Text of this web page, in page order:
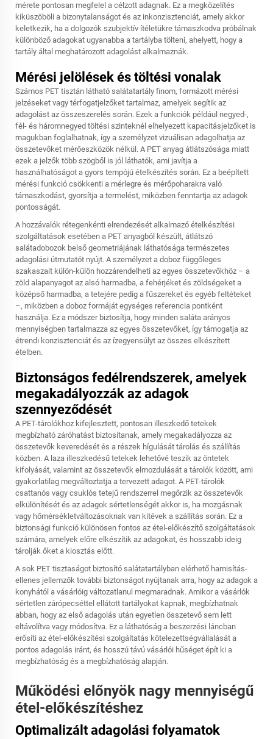
mérete pontosan megfelel a célzott adagnak. Ez a megközelítés
kiküszöböli a bizonytalanságot és az inkonzisztenciát, amely akkor
keletkezik, ha a dolgozók szubjektív ítéletükre támaszkodva próbálnak
különböző adagokat ugyanabba a tartályba tölteni, ahelyett, hogy a
tartály által meghatározott adagolást alkalmaznák.
Mérési jelölések és töltési vonalak
Számos PET tisztán látható salátatartály finom, formázott mérési
jelzéseket vagy térfogatjelzőket tartalmaz, amelyek segítik az
adagolást az összeszerelés során. Ezek a funkciók például negyed-,
fél- és háromnegyed töltési szinteknél elhelyezett kapacitásjelzőket is
magukban foglalhatnak, így a személyzet vizuálisan adagolhatja az
összetevőket mérőeszközök nélkül. A PET anyag átlátszósága miatt
ezek a jelzők több szögből is jól láthatók, ami javítja a
használhatóságot a gyors tempójú ételkészítés során. Ez a beépített
mérési funkció csökkenti a mérlegre és mérőpoharakra való
támaszkodást, gyorsítja a termelést, miközben fenntartja az adagok
pontosságát.
A hozzávalók rétegenkénti elrendezését alkalmazó ételkészítési
szolgáltatások esetében a PET anyagból készült, átlátszó
salátadobozok belső geometriájának láthatósága természetes
adagolási útmutatót nyújt. A személyzet a doboz függőleges
szakaszait külön-külön hozzárendelheti az egyes összetevőkhöz – a
zöld alapanyagot az alsó harmadba, a fehérjéket és zöldségeket a
középső harmadba, a tetejére pedig a fűszereket és egyéb feltéteket
–, miközben a doboz formáját egységes referencia pontként
használja. Ez a módszer biztosítja, hogy minden saláta arányos
mennyiségben tartalmazza az egyes összetevőket, így támogatja az
étrendi konzisztenciát és az ízegyensúlyt az összes elkészített
ételben.
Biztonságos fedélrendszerek, amelyek
megakadályozzák az adagok
szennyeződését
A PET-tárolókhoz kifejlesztett, pontosan illeszkedő tetekek
megbízható záróhatást biztosítanak, amely megakadályozza az
összetevők keveredését és a részek hígulását tárolás és szállítás
közben. A laza illeszkedésű tetekek lehetővé teszik az öntetek
kifolyását, valamint az összetevők elmozdulását a tárolók között, ami
gyakorlatilag megváltoztatja a tervezett adagot. A PET-tárolók
csattanós vagy csuklós tetejű rendszerrel megőrzik az összetevők
elkülönítését és az adagok sértetlenségét akkor is, ha mozgásnak
vagy hőmérsékletváltozásoknak van kitévek a szállítás során. Ez a
biztonsági funkció különösen fontos az étel-előkészítő szolgáltatások
számára, amelyek előre elkészítik az adagokat, és hosszabb ideig
tárolják őket a kiosztás előtt.
A sok PET tisztaságot biztosító salátatartályban elérhető hamisítás-
ellenes jellemzők további biztonságot nyújtanak arra, hogy az adagok a
konyhától a vásárlóig változatlanul megmaradnak. Amikor a vásárlók
sértetlen zárópecséttel ellátott tartályokat kapnak, megbízhatnak
abban, hogy az első adagolás után egyetlen összetevő sem lett
eltávolítva vagy módosítva. Ez a láthatóság a beszerzési láncban
erősíti az étel-előkészítési szolgáltatás kötelezettségvállalását a
pontos adagolás iránt, és hosszú távú vásárlói hűséget épít ki a
megbízhatóság és a megbízhatóság alapján.
Működési előnyök nagy mennyiségű
étel-előkészítéshez
Optimalizált adagolási folyamatok